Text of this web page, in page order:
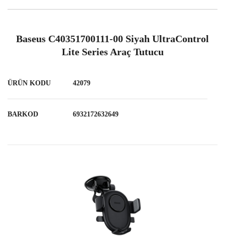
Baseus C40351700111-00 Siyah UltraControl
Lite Series Araç Tutucu
ÜRÜN KODU 42079
BARKOD 6932172632649